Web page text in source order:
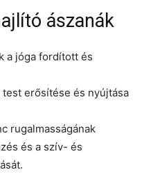
ászanák
a jóga fordított és
erősítése és nyújtása
rugalmasságának
és a szív- és